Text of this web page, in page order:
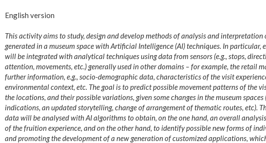
English version
This activity aims to study, design and develop methods of analysis and interpretation
generated in a museum space with Artificial Intelligence (AI) techniques. In particular,
will be integrated with analytical techniques using data from sensors (e.g., stops,
attention, movements, etc.) generally used in other domains – for example, the retail
further information, e.g., socio-demographic data, characteristics of the visit
environmental context, etc. The goal is to predict possible movement patterns of the
the locations, and their possible variations, given some changes in the museum spaces
indications, an updated storytelling, change of arrangement of thematic routes, etc).
data will be analysed with AI algorithms to obtain, on the one hand, an overall
of the fruition experience, and on the other hand, to identify possible new forms of
and promoting the development of a new generation of customized applications,